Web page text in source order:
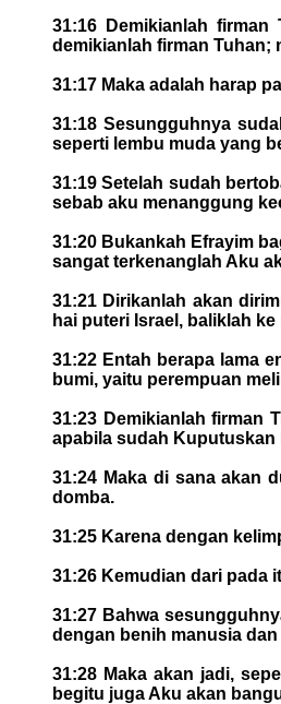
31:16 Demikianlah
demikianlah firman Tuhan;
31:17 Maka adalah harap
31:18 Sesungguhnya
seperti lembu muda yang
31:19 Setelah sudah
sebab aku menanggung
31:20 Bukankah Efrayim
sangat terkenanglah Aku
31:21 Dirikanlah akan
hai puteri Israel, baliklah
31:22 Entah berapa lama
bumi, yaitu perempuan
31:23 Demikianlah firman
apabila sudah Kuputuskan
31:24 Maka di sana akan
domba.
31:25 Karena dengan
31:26 Kemudian dari pada
31:27 Bahwa
dengan benih manusia
31:28 Maka akan jadi,
begitu juga Aku akan